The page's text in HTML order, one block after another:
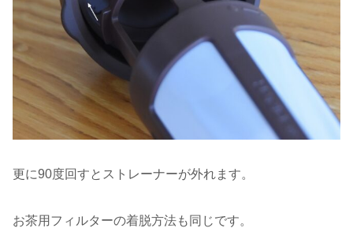
更に90度回すとストレーナーが外れます。
お茶用フィルターの着脱方法も同じです。